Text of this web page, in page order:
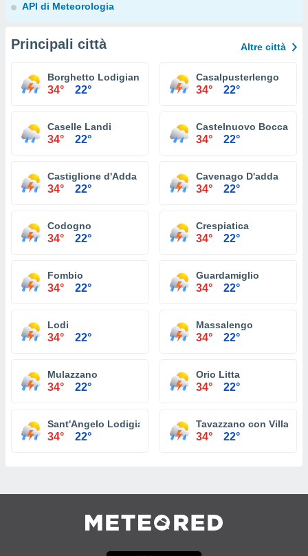
API di Meteorologia
Principali città Altre città
Borghetto Lodigiano
34° 22°
Casalpusterlengo
34° 22°
Caselle Landi
34° 22°
Castelnuovo Bocca
34° 22°
Castiglione d'Adda
34° 22°
Cavenago D'adda
34° 22°
Codogno
34° 22°
Crespiatica
34° 22°
Fombio
34° 22°
Guardamiglio
34° 22°
Lodi
34° 22°
Massalengo
34° 22°
Mulazzano
34° 22°
Orio Litta
34° 22°
Sant'Angelo Lodigiano
34° 22°
Tavazzano con
34° 22°